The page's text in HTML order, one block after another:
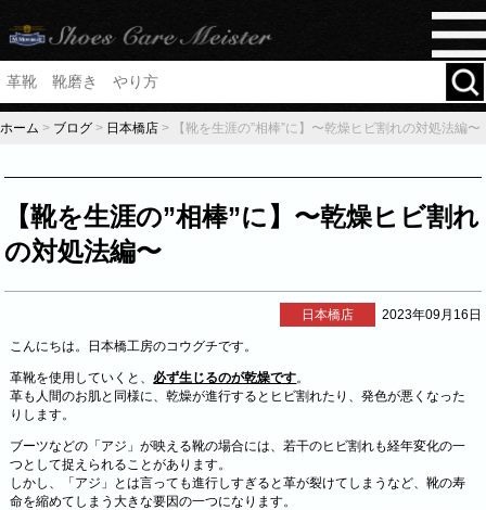
ホーム > ブログ > 日本橋店 > 【靴を生涯の”相棒”に】〜乾燥ヒビ割れの対処法編〜
【靴を生涯の”相棒”に】〜乾燥ヒビ割れ
の対処法編〜
日本橋店 2023年09月16日
こんにちは。日本橋工房のコウグチです。
革靴を使用していくと、 必ず生じるのが乾燥です。
革も人間のお肌と同様に、乾燥が進行するとヒビ割れたり、発色が悪くなった
りします。
ブーツなどの「アジ」が映える靴の場合には、若干のヒビ割れも経年変化の一
つとして捉えられることがあります。
しかし、「アジ」とは言っても進行しすぎると革が裂けてしまうなど、靴の寿
命を縮めてしまう大きな要因の一つになります。